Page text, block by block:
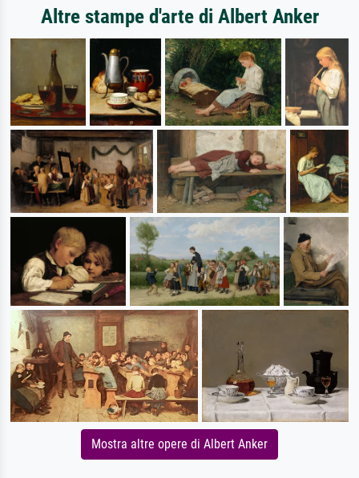
Altre stampe d'arte di Albert Anker
Mostra altre opere di Albert Anker